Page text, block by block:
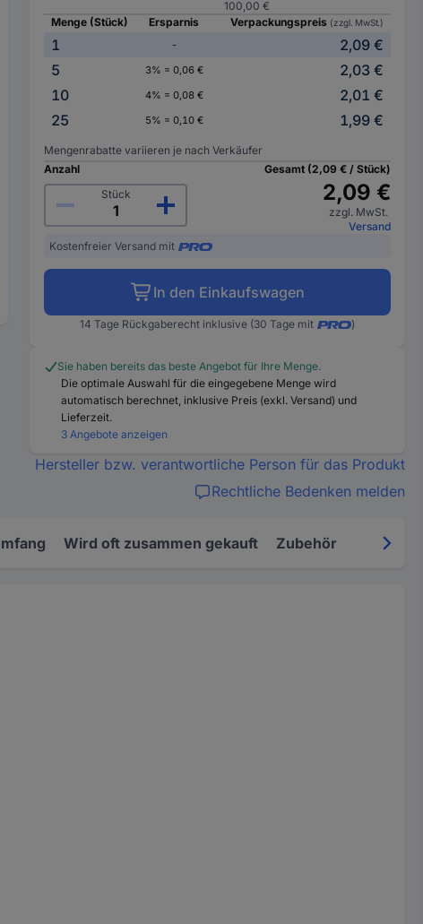
100,00 €
Menge (Stück)
Ersparnis Verpackungspreis (zzgl. MwSt.)
1 -
2,09 €
5
3% = 0,06 €
2,03 €
10
4% = 0,08 €
2,01 €
25
5% = 0,10 € 1,99 €
Mengenrabatte variieren je nach Verkäufer
Anzahl
Stück
Gesamt (2,09 € / Stück)
2,09 €
zzgl. MwSt.
Versand
Kostenfreier Versand mit
In den Einkaufswagen
14 Tage Rückgaberecht inklusive (30 Tage mit )
Sie haben bereits das beste Angebot für Ihre Menge.
Die optimale Auswahl für die eingegebene Menge wird
automatisch berechnet, inklusive Preis (exkl. Versand) und
Lieferzeit.
3 Angebote anzeigen
Hersteller bzw. verantwortliche Person für das Produkt
Rechtliche Bedenken melden
Wird oft zusammen gekauft Zubehör